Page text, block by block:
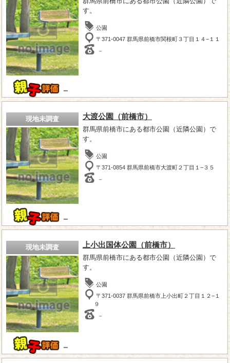
－
す。
公園
〒371-0047 群馬県前橋市関根町３丁目１４−１１
－
現地未調査
－
大渡公園（前橋市）
群馬県前橋市にある都市公園（近隣公園）で
す。
公園
〒371-0854 群馬県前橋市大渡町２丁目１−３５
－
現地未調査
－
上小出国体公園（前橋市）
群馬県前橋市にある都市公園（近隣公園）で
す。
公園
〒371-0037 群馬県前橋市上小出町２丁目１２−１
９
－